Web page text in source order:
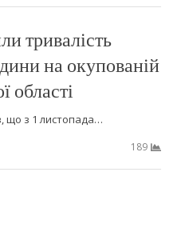
тривалість
на окупованій
області
що з 1 листопада…
189